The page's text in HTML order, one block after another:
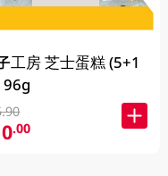
工房 芝士蛋糕 (5+1
96g
.00